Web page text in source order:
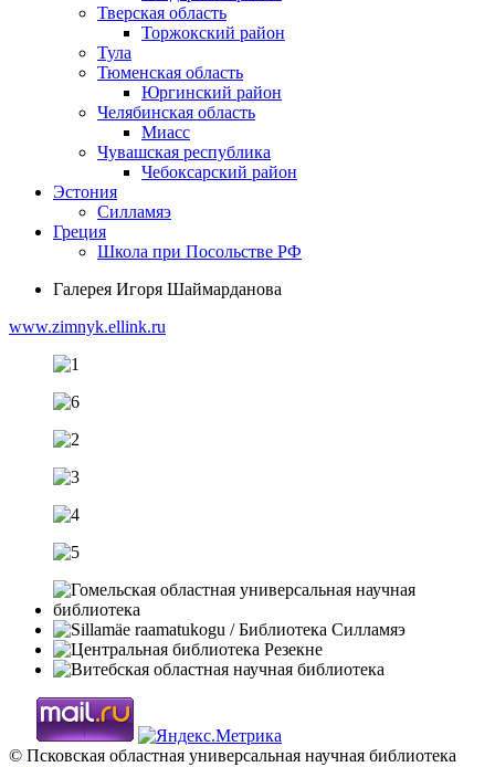
Тверская область
Торжокский район
Тула
Тюменская область
Юргинский район
Челябинская область
Миасс
Чувашская республика
Чебоксарский район
Эстония
Силламяэ
Греция
Школа при Посольстве РФ
Галерея Игоря Шаймарданова
www.zimnyk.ellink.ru
© Псковская областная универсальная научная библиотека